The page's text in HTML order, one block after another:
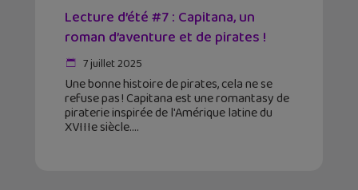
Lecture d’été #7 : Capitana, un
roman d’aventure et de pirates !
7 juillet 2025
Une bonne histoire de pirates, cela ne se
refuse pas ! Capitana est une romantasy de
piraterie inspirée de l'Amérique latine du
XVIIIe siècle.